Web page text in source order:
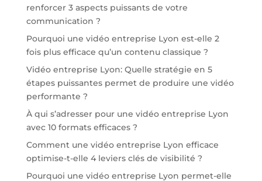
renforcer 3 aspects puissants de votre
communication ?
Pourquoi une vidéo entreprise Lyon est-elle 2
fois plus efficace qu’un contenu classique ?
Vidéo entreprise Lyon: Quelle stratégie en 5
étapes puissantes permet de produire une vidéo
performante ?
À qui s’adresser pour une vidéo entreprise Lyon
avec 10 formats efficaces ?
Comment une vidéo entreprise Lyon efficace
optimise-t-elle 4 leviers clés de visibilité ?
Pourquoi une vidéo entreprise Lyon permet-elle